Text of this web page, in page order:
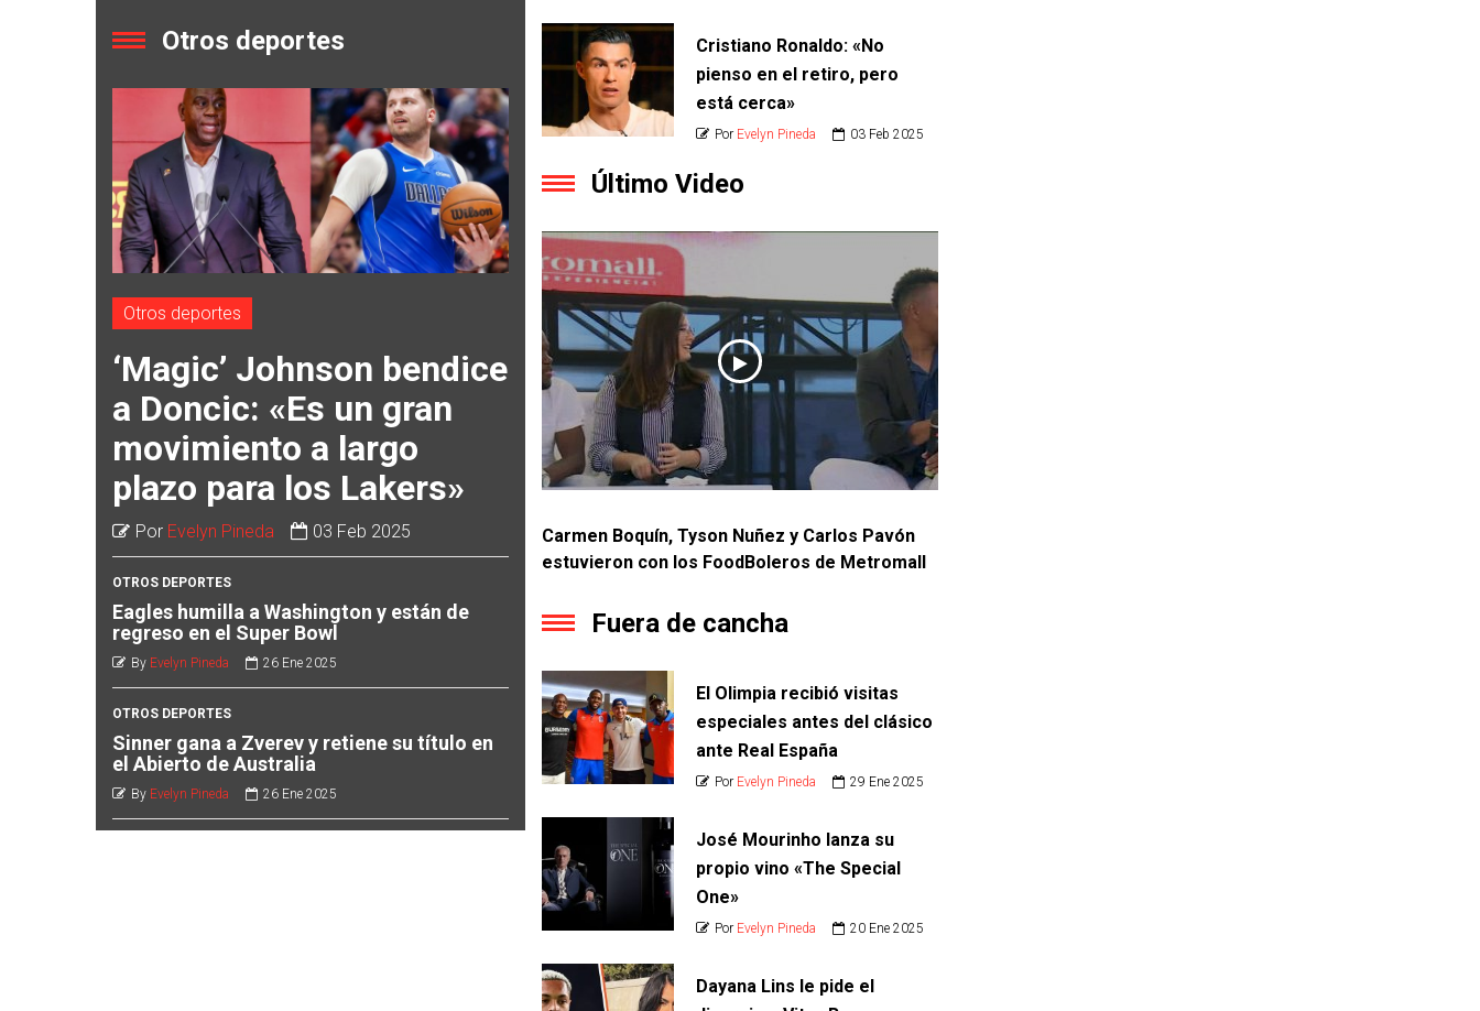
Otros deportes
Otros deportes
‘Magic’ Johnson bendice
a Doncic: «Es un gran
movimiento a largo
plazo para los Lakers»
Por Evelyn Pineda 03 Feb 2025
OTROS DEPORTES
Eagles humilla a Washington y están de
regreso en el Super Bowl
By Evelyn Pineda 26 Ene 2025
OTROS DEPORTES
Sinner gana a Zverev y retiene su título en
el Abierto de Australia
By Evelyn Pineda 26 Ene 2025
Cristiano Ronaldo: «No
pienso en el retiro, pero
está cerca»
Por Evelyn Pineda 03 Feb 2025
Último Video
Carmen Boquín, Tyson Nuñez y Carlos Pavón
estuvieron con los FoodBoleros de Metromall
Fuera de cancha
El Olimpia recibió visitas
especiales antes del clásico
ante Real España
Por Evelyn Pineda 29 Ene 2025
José Mourinho lanza su
propio vino «The Special
One»
Por Evelyn Pineda 20 Ene 2025
Dayana Lins le pide el